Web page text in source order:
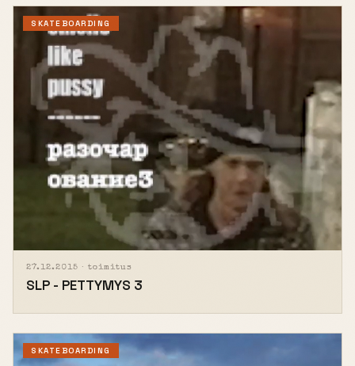
SKATEBOARDING
27.12.2015 · toimitus
SLP - PETTYMYS 3
SKATEBOARDING